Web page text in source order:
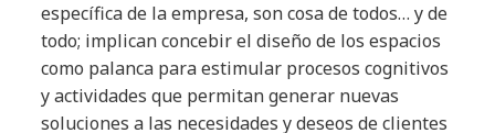
específica de la empresa, son cosa de todos… y de
todo; implican concebir el diseño de los espacios
como palanca para estimular procesos cognitivos
y actividades que permitan generar nuevas
soluciones a las necesidades y deseos de clientes